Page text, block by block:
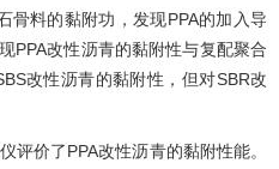
骨料的黏附功，发现PPA的加入导
PPA改性沥青的黏附性与复配聚合
改性沥青的黏附性，但对SBR改
评价了PPA改性沥青的黏附性能。